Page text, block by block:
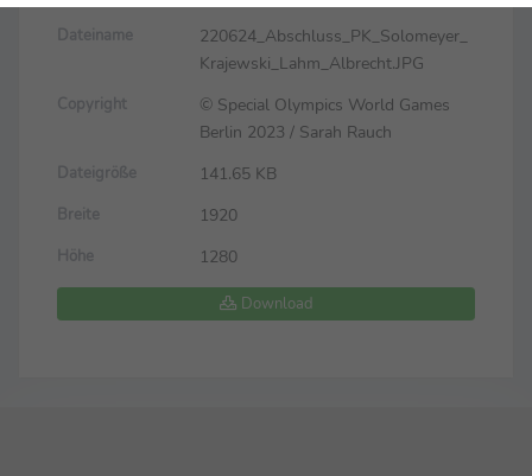
Dateiname
220624_Abschluss_PK_Solomeyer_
Krajewski_Lahm_Albrecht.JPG
Copyright
© Special Olympics World Games
Berlin 2023 / Sarah Rauch
Dateigröße 141.65 KB
Breite 1920
Höhe 1280
Download